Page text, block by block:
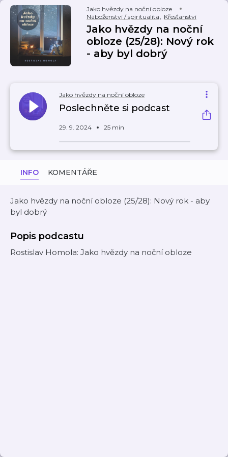
Jako hvězdy na noční obloze
Náboženství / spiritualita, Křesťanství
Jako hvězdy na noční
obloze (25/28): Nový rok
- aby byl dobrý
Jako hvězdy na noční obloze
Poslechněte si podcast
29. 9. 2024 25 min
INFO KOMENTÁŘE
Jako hvězdy na noční obloze (25/28): Nový rok - aby
byl dobrý
Popis podcastu
Rostislav Homola: Jako hvězdy na noční obloze